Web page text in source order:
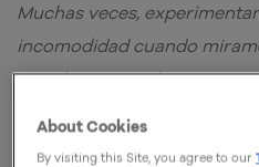
Muchas veces,
incomodidad cuando
no sabemos explicar que
cuando hablamos de los
About Cookies
By visiting this Site, you agree to our